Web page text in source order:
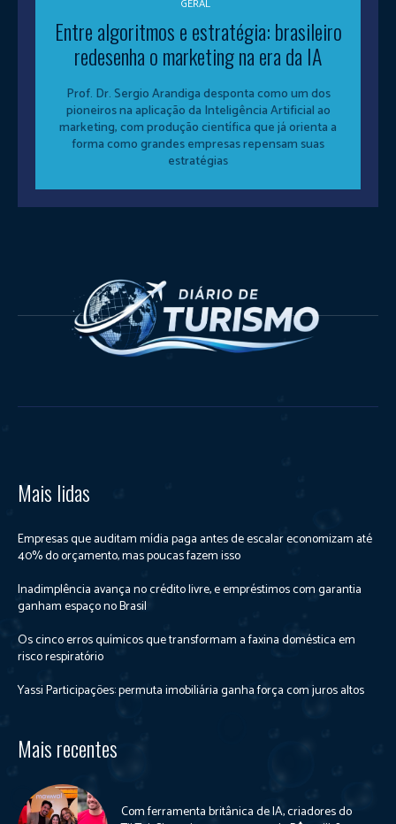
GERAL
Entre algoritmos e estratégia: brasileiro
redesenha o marketing na era da IA
Prof. Dr. Sergio Arandiga desponta como um dos
pioneiros na aplicação da Inteligência Artificial ao
marketing, com produção científica que já orienta a
forma como grandes empresas repensam suas
estratégias
Mais lidas
Empresas que auditam mídia paga antes de escalar economizam até
40% do orçamento, mas poucas fazem isso
Inadimplência avança no crédito livre, e empréstimos com garantia
ganham espaço no Brasil
Os cinco erros químicos que transformam a faxina doméstica em
risco respiratório
Yassi Participações: permuta imobiliária ganha força com juros altos
Mais recentes
Com ferramenta britânica de IA, criadores do